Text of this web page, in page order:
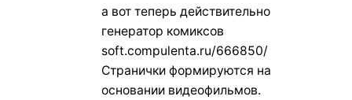
а вот теперь действительно
генератор комиксов
soft.compulenta.ru/666850/
Странички формируются на
основании видеофильмов.